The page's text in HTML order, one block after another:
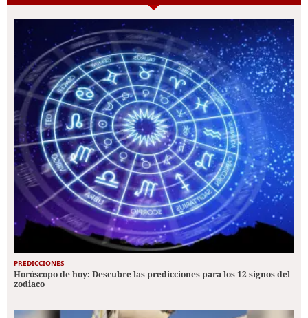
PREDICCIONES
Horóscopo de hoy: Descubre las predicciones para los 12 signos del
zodiaco